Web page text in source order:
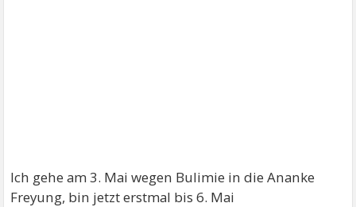
Ich gehe am 3. Mai wegen Bulimie in die Ananke
Freyung, bin jetzt erstmal bis 6. Mai